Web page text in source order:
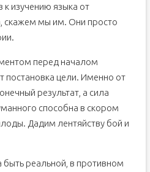
к изучению языка от
скажем мы им. Они просто
перед началом
постановка цели. Именно от
результат, а сила
способна в скором
Дадим лентяйству бой и
реальной, в противном